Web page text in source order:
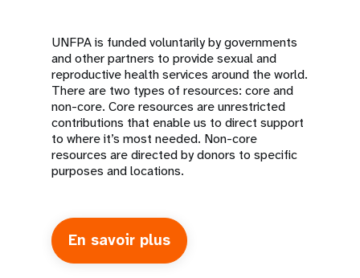
UNFPA is funded voluntarily by governments
and other partners to provide sexual and
reproductive health services around the world.
There are two types of resources: core and
non-core. Core resources are unrestricted
contributions that enable us to direct support
to where it’s most needed. Non-core
resources are directed by donors to specific
purposes and locations.
En savoir plus
about
Funding